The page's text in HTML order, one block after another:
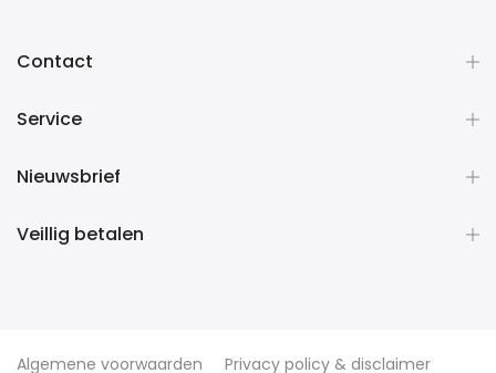
Contact
Service
Nieuwsbrief
Veillig betalen
Algemene voorwaarden Privacy policy & disclaimer